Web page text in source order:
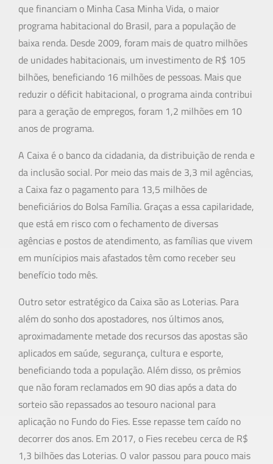
que financiam o Minha Casa Minha Vida, o maior
programa habitacional do Brasil, para a população de
baixa renda. Desde 2009, foram mais de quatro milhões
de unidades habitacionais, um investimento de R$ 105
bilhões, beneficiando 16 milhões de pessoas. Mais que
reduzir o déficit habitacional, o programa ainda contribui
para a geração de empregos, foram 1,2 milhões em 10
anos de programa.
A Caixa é o banco da cidadania, da distribuição de renda e
da inclusão social. Por meio das mais de 3,3 mil agências,
a Caixa faz o pagamento para 13,5 milhões de
beneficiários do Bolsa Família. Graças a essa capilaridade,
que está em risco com o fechamento de diversas
agências e postos de atendimento, as famílias que vivem
em munícipios mais afastados têm como receber seu
benefício todo mês.
Outro setor estratégico da Caixa são as Loterias. Para
além do sonho dos apostadores, nos últimos anos,
aproximadamente metade dos recursos das apostas são
aplicados em saúde, segurança, cultura e esporte,
beneficiando toda a população. Além disso, os prêmios
que não foram reclamados em 90 dias após a data do
sorteio são repassados ao tesouro nacional para
aplicação no Fundo do Fies. Esse repasse tem caído no
decorrer dos anos. Em 2017, o Fies recebeu cerca de R$
1,3 bilhões das Loterias. O valor passou para pouco mais